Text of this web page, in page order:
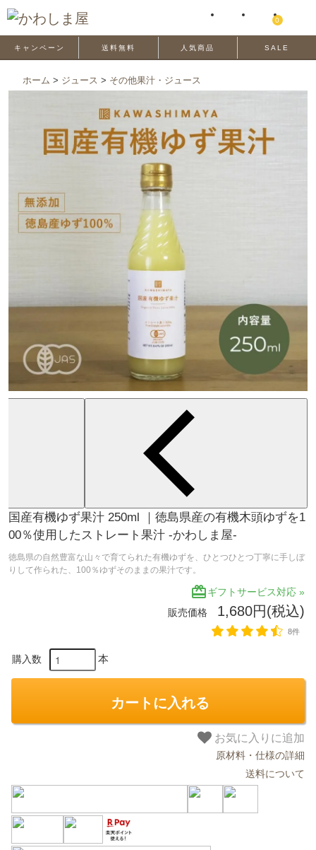
0
キャンペーン 送料無料 人気商品 SALE
ホーム > ジュース > その他果汁・ジュース
国産有機ゆず果汁 250ml ｜徳島県産の有機木頭ゆずを1
00％使用したストレート果汁 -かわしま屋-
徳島県の自然豊富な山々で育てられた有機ゆずを、ひとつひとつ丁寧に手しぼ
りして作られた、100％ゆずそのままの果汁です。
redeemギフトサービス対応 »
販売価格 1,680円(税込)
8件
購入数 本
カートに入れる
お気に入りに追加
原材料・仕様の詳細
送料について